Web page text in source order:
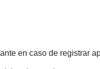
en caso de registrar